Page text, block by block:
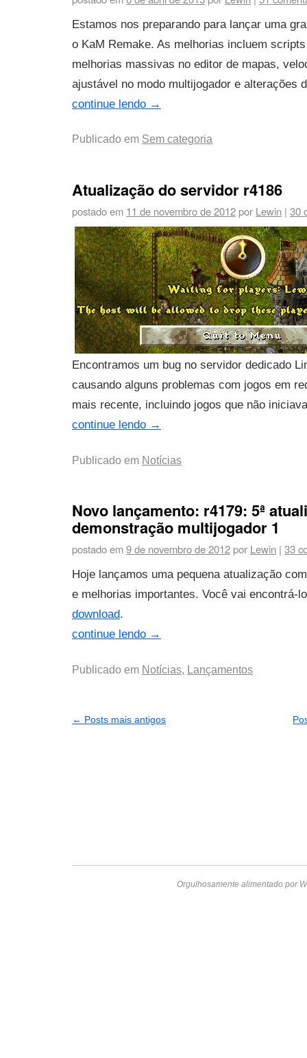
Estamos nos preparando para lançar uma
o KaM Remake. As melhorias incluem
melhorias massivas no editor de mapas,
ajustável no modo multijogador e alterações
continue lendo →
Publicado em Sem categoria
Atualização do servidor r4186
postado em 11 de novembro de 2012 por Lewin | 30
Encontramos um bug no servidor dedicado
causando alguns problemas com jogos em
mais recente, incluindo jogos que não
continue lendo →
Publicado em Notícias
Novo lançamento: r4179: 5ª
demonstração multijogador 1
postado em9 de novembro de 2012 por Lewin | 33
Hoje lançamos uma pequena atualização
e melhorias importantes. Você vai encontrá-
download.
continue lendo →
Publicado em Notícias, Lançamentos
← Posts mais antigos
Orgulhosamente alimentado por